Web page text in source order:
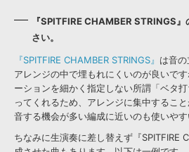
『SPITFIRE CHAMBER STRINGS
さい。
『SPITFIRE CHAMBER STRINGS』 は音
アレンジの中で埋もれにくいのが良いで
ーションを細かく指定しない所謂「ベタ
ってくれるため、アレンジに集中するこ
音する機会が多い編成に近いのも使いやす
ちなみに生演奏に差し替えず『SPITFIRE